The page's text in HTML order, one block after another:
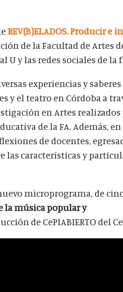
REV(B)ELADOS. Producir e
de la Facultad de Artes
U y las redes sociales de la
experiencias y
y el teatro en Córdoba a
en Artes realizados
de la FA. Además,
de docentes,
las características y
microprograma, de
la música popular y
de CePIABIERTO del